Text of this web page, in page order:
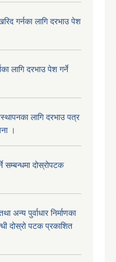
गर्नका लागि दरभाउ पेश
लागि दरभाउ पेश गर्ने
लागि दरभाउ पत्र
।
सम्बन्धमा दोस्रोपटक
अन्य पुर्वाधार निर्माणका
दोस्रो पटक प्रकाशित